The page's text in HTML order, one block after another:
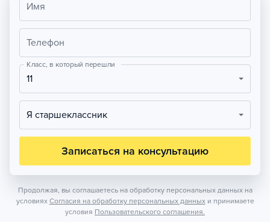
Имя
Телефон
Класс, в который перешли
11
Я старшеклассник
Записаться на консультацию
Продолжая, вы соглашаетесь на обработку персональных данных на
условиях Согласия на обработку персональных данных и принимаете
условия Пользовательского соглашения.